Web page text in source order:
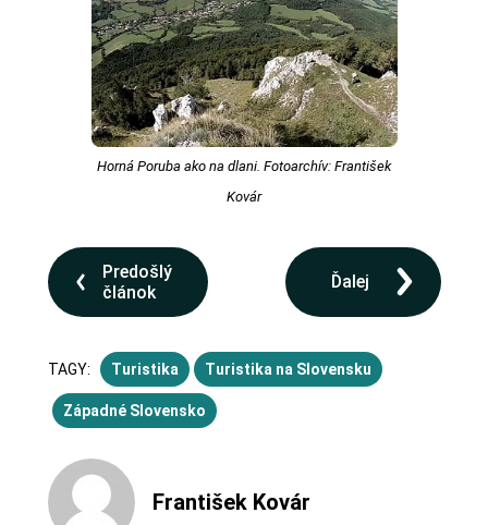
Horná Poruba ako na dlani. Fotoarchív: František
Kovár
Predošlý
článok
Ďalej
TAGY: Turistika Turistika na Slovensku
Západné Slovensko
František Kovár